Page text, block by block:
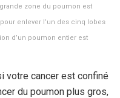
zone du poumon est
enlever l’un des cinq lobes
d’un poumon entier est
votre cancer est confiné
du poumon plus gros,